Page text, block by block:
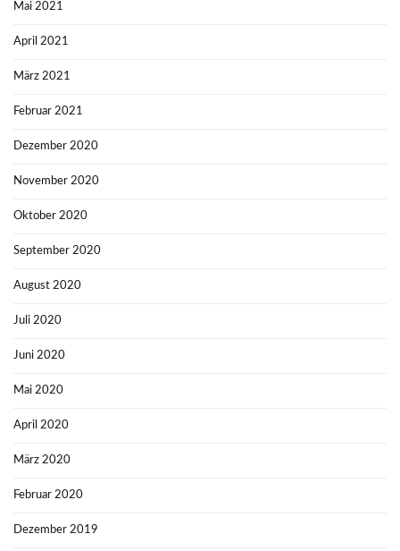
Mai 2021
April 2021
März 2021
Februar 2021
Dezember 2020
November 2020
Oktober 2020
September 2020
August 2020
Juli 2020
Juni 2020
Mai 2020
April 2020
März 2020
Februar 2020
Dezember 2019